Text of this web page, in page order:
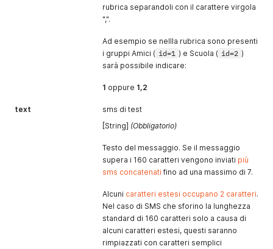
rubrica separandoli con il carattere virgola
",".
Ad esempio se nellla rubrica sono presenti
i gruppi Amici ( id=1 ) e Scuola ( id=2 )
sarà possibile indicare:
1 oppure 1,2
text
sms di test
[String] (Obbligatorio)
Testo del messaggio. Se il messaggio
supera i 160 caratteri vengono inviati più
sms concatenati fino ad una massimo di 7.
Alcuni caratteri estesi occupano 2 caratteri.
Nel caso di SMS che sforino la lunghezza
standard di 160 caratteri solo a causa di
alcuni caratteri estesi, questi saranno
rimpiazzati con caratteri semplici